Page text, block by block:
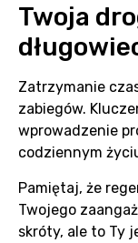
Twoja
Zatrzymanie
zabiegów.
wprowadzenie
codziennym
Pamiętaj, że
Twojego
skróty, ale to Ty